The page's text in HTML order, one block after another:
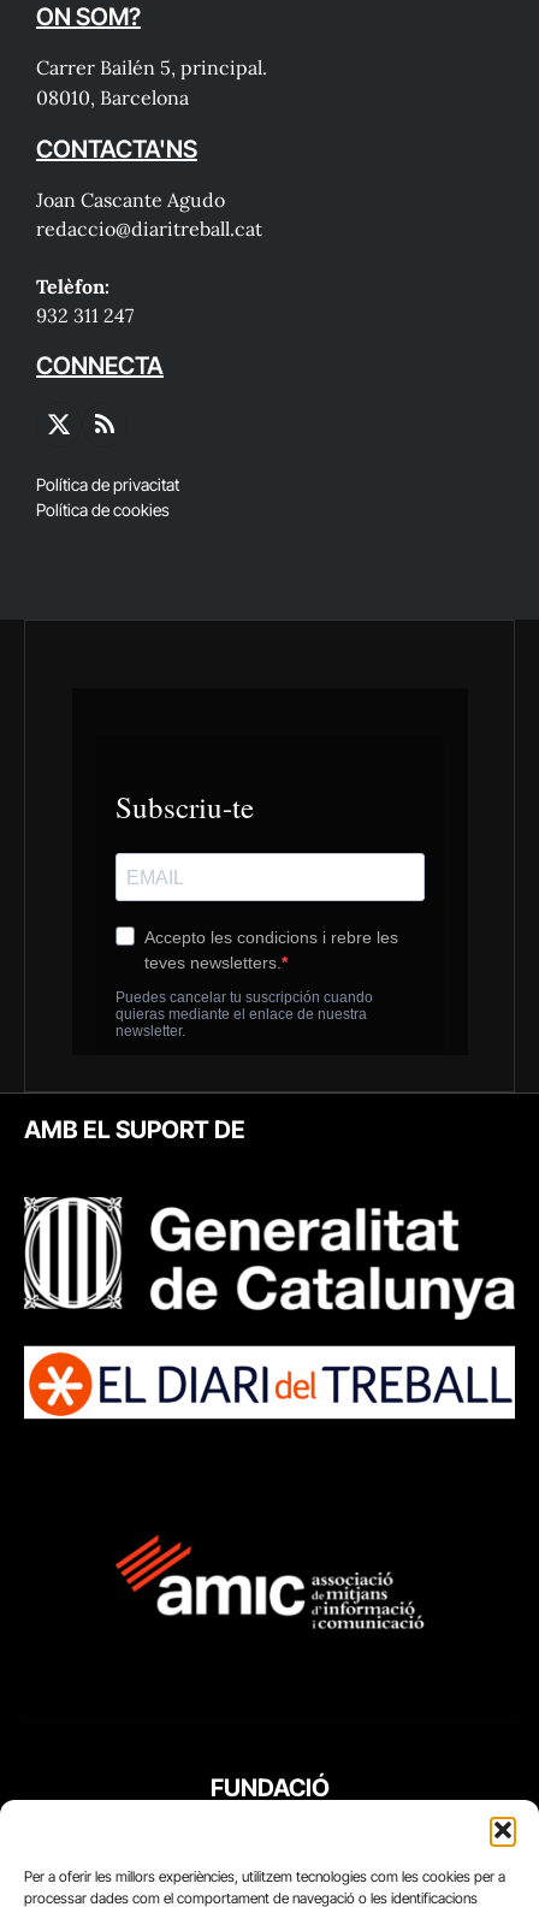
Per a oferir les millors experiències, utilitzem tecnologies com les cookies per a
processar dades com el comportament de navegació o les identificacions
ON SOM?
Carrer Bailén 5, principal.
08010, Barcelona
CONTACTA'NS
Joan Cascante Agudo
redaccio@diaritreball.cat
Telèfon:
932 311 247
CONNECTA
X
RSS
Política de privacitat
Política de cookies
AMB EL SUPORT DE
FUNDACIÓ